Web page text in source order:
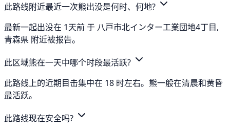
此路线附近最近一次熊出没是何时、何地?
最新一起出没在 1天前 于 八戸市北インター工業団地4丁目,
青森県 附近被报告。
此区域熊在一天中哪个时段最活跃?
此路线上的近期目击集中在 18 时左右。熊一般在清晨和黄昏
最活跃。
此路线现在安全吗?